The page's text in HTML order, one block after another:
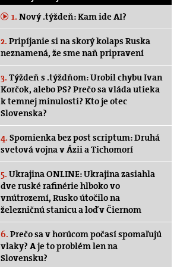
1. Nový .týždeň: Kam ide AI?
2. Pripíjanie si na skorý kolaps Ruska
neznamená, že sme naň pripravení
3. Týždeň s .týždňom: Urobil chybu Ivan
Korčok, alebo PS? Prečo sa vláda utieka
k temnej minulosti? Kto je otec
Slovenska?
4. Spomienka bez post scriptum: Druhá
svetová vojna v Ázii a Tichomorí
5. Ukrajina ONLINE: Ukrajina zasiahla
dve ruské rafinérie hlboko vo
vnútrozemí, Rusko útočilo na
železničnú stanicu a loď v Čiernom
6. Prečo sa v horúcom počasí spomaľujú
vlaky? A je to problém len na
Slovensku?